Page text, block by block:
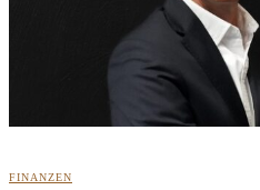
FINANZEN